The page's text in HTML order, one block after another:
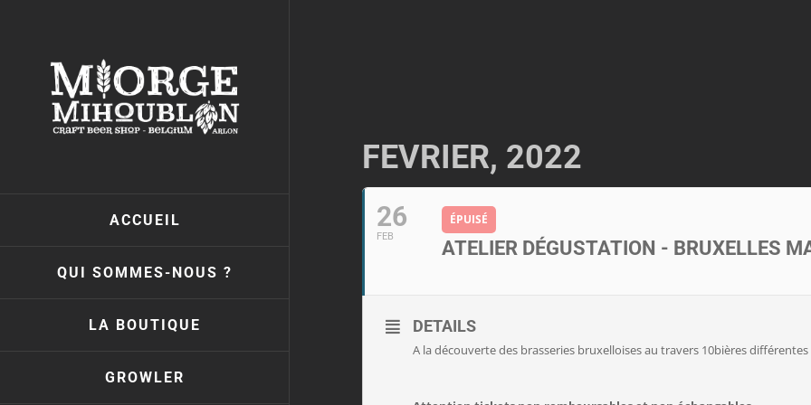
ACCUEIL
QUI SOMMES-NOUS ?
LA BOUTIQUE
GROWLER
FEVRIER, 2022
26
FEB
ÉPUISÉ
ATELIER DÉGUSTATION - BRUXELLES
DETAILS
A la découverte des brasseries bruxelloises au travers 10bières différentes